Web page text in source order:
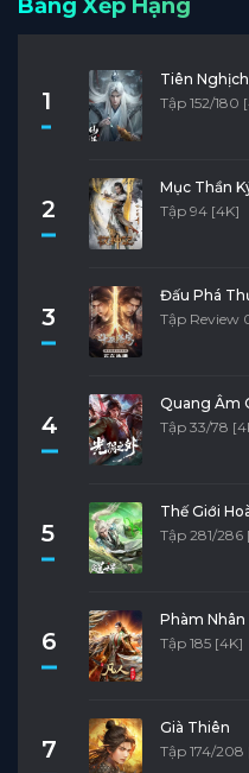
Bảng Xếp Hạng
1
Tiên Nghịch
Tập 152/180
2
Mục Thần
Tập 94 [4K]
3
Đấu Phá
Tập Review
4
Quang Âm
Tập 33/78
5
Thế Giới
Tập 281/286
6
Phàm
Tập 185 [4K]
7
Già Thiên
Tập 174/208